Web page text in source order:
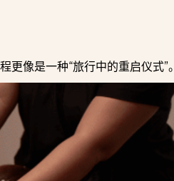
像是一种“旅行中的重启仪式”。